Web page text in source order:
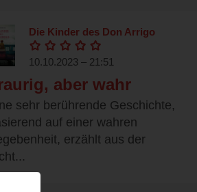
Die Kinder des Don Arrigo
10.10.2023 – 21:51
aber wahr
sehr berührende Geschichte,
auf einer wahren
erzählt aus der